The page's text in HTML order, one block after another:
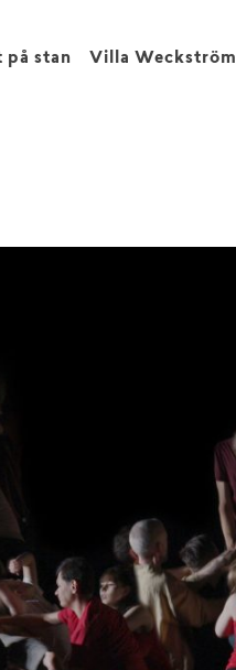
på stan Villa Weckström